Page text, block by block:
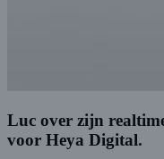
Luc over zijn
voor Heya Digital.